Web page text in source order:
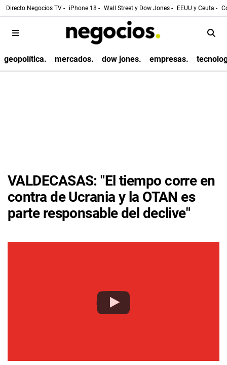
Directo Negocios TV - iPhone 18 - Wall Street y Dow Jones - EEUU y Ceuta -
geopolítica. mercados. dow jones. empresas.
VALDECASAS: "El tiempo corre en
contra de Ucrania y la OTAN es
parte responsable del declive"